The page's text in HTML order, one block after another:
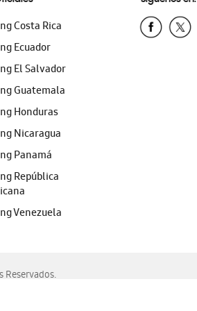
Costa Rica
Ecuador
El Salvador
Guatemala
Honduras
Nicaragua
Panamá
República
Venezuela
Reservados.